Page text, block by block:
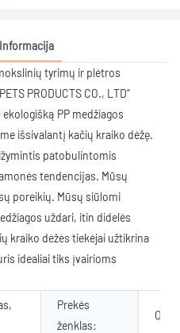
tyrimų ir plėtros
PRODUCTS CO., LTD“
PP medžiagos
išsivalantį kačių kraiko dėžę.
patobulintomis
tendencijas. Mūsų
poreikių. Mūsų siūlomi
uždari, itin didelės
kraiko dėžės tiekėjai užtikrina
idealiai tiks įvairioms
Prekės
ženklas: